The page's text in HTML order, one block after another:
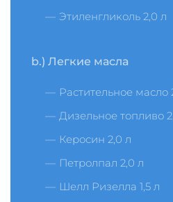
Этиленгликоль 2,0 л
b.) Легкие масла
Растительное масло
Дизельное топливо
Керосин 2,0 л
Петролпал 2,0 л
Шелл Ризелла 1,5 л